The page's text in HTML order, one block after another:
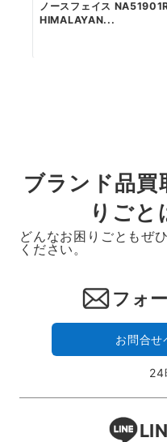
ノースフェイス
HIMALAYAN...
ブランド品買
りごと
どんなお困りごともぜ
ください。
フォ
お問合せ
24